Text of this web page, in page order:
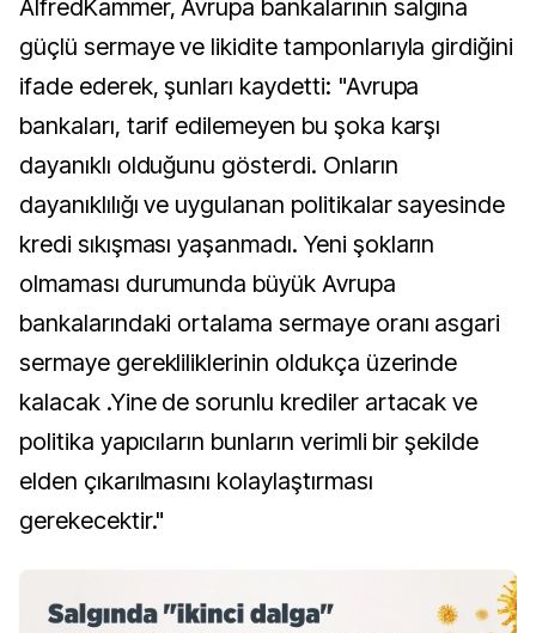
AlfredKammer, Avrupa bankalarının salgına
güçlü sermaye ve likidite tamponlarıyla girdiğini
ifade ederek, şunları kaydetti: "Avrupa
bankaları, tarif edilemeyen bu şoka karşı
dayanıklı olduğunu gösterdi. Onların
dayanıklılığı ve uygulanan politikalar sayesinde
kredi sıkışması yaşanmadı. Yeni şokların
olmaması durumunda büyük Avrupa
bankalarındaki ortalama sermaye oranı asgari
sermaye gerekliliklerinin oldukça üzerinde
kalacak .Yine de sorunlu krediler artacak ve
politika yapıcıların bunların verimli bir şekilde
elden çıkarılmasını kolaylaştırması
gerekecektir."